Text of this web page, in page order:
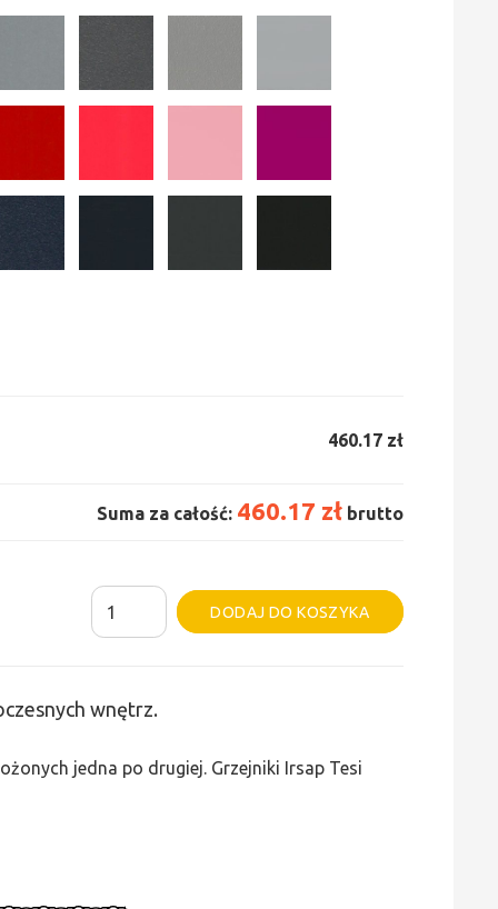
460.17 zł
Suma za całość: 460.17 zł brutto
ilość
Grzejnik
-
DODAJ DO KOSZYKA
Alternative:
wnętrz.
jedna po drugiej. Grzejniki Irsap Tesi